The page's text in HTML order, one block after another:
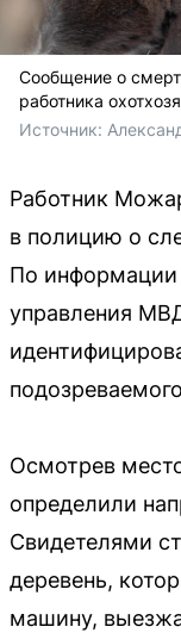
Сообщение о
работника
Источник:
Работник
в полицию о
По информации
управления
Осмотрев
определили
Свидетелями
деревень,
машину,